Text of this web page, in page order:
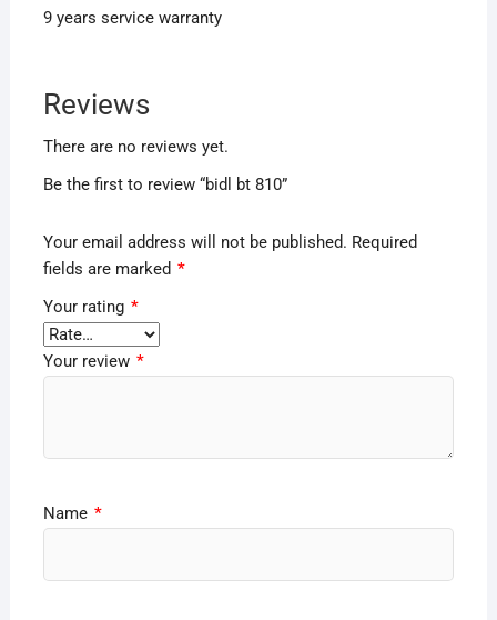
9 years service warranty
Reviews
There are no reviews yet.
Be the first to review “bidl bt 810”
Your email address will not be published. Required
fields are marked *
Your rating *
Your review *
Name *